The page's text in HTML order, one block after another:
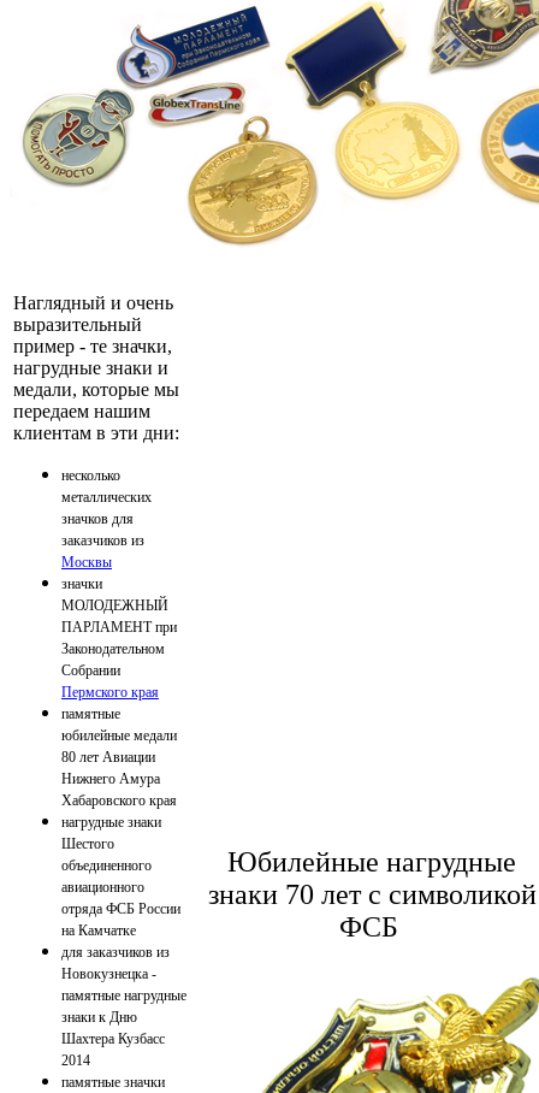
Наглядный и очень
выразительный
пример - те значки,
нагрудные знаки и
медали, которые мы
передаем нашим
клиентам в эти дни:
несколько
металлических
значков для
заказчиков из
Москвы
значки
МОЛОДЕЖНЫЙ
ПАРЛАМЕНТ при
Законодательном
Собрании
Пермского края
памятные
юбилейные медали
80 лет Авиации
Нижнего Амура
Хабаровского края
нагрудные знаки
Шестого
объединенного
авиационного
отряда ФСБ России
на Камчатке
для заказчиков из
Новокузнецка -
памятные нагрудные
знаки к Дню
Шахтера Кузбасс
2014
памятные значки
Юбилейные нагрудные
знаки 70 лет с символикой
ФСБ